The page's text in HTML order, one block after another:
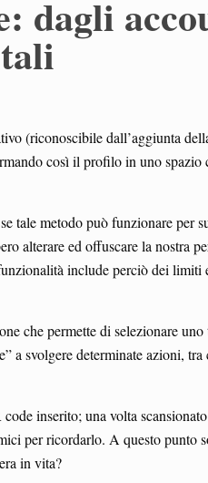
dagli
(riconoscibile dall’aggiunta
così il profilo in uno spazio
tale metodo può funzionare per
alterare ed offuscare la nostra
include perciò dei limiti
che permette di selezionare
a svolgere determinate azioni, tra
inserito; una volta
per ricordarlo. A questo punto
in vita?